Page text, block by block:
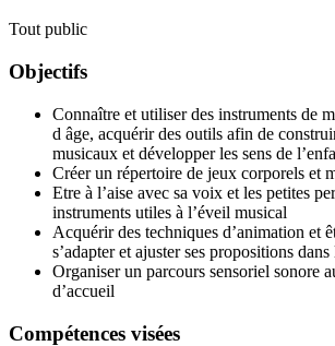
Tout public
Objectifs
Connaître et utiliser des instruments de
d âge, acquérir des outils afin de
musicaux et développer les sens de
Créer un répertoire de jeux corporels et
Etre à l’aise avec sa voix et les petites
instruments utiles à l’éveil musical
Acquérir des techniques d’animation et
s’adapter et ajuster ses propositions dans
Organiser un parcours sensoriel sonore
d’accueil
Compétences visées